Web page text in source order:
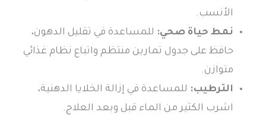
الأنسب.
نمط حياة صحي: للمساعدة في تقليل الدهون،
حافظ على جدول تمارين منتظم واتباع نظام غذائي
متوازن.
الترطيب: للمساعدة في إزالة الخلايا الدهنية،
اشرب الكثير من الماء قبل وبعد العلاج.